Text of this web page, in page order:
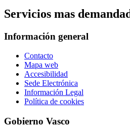
Servicios mas
Información general
Contacto
Mapa web
Accesibilidad
Sede Electrónica
Información Legal
Política de cookies
Gobierno Vasco